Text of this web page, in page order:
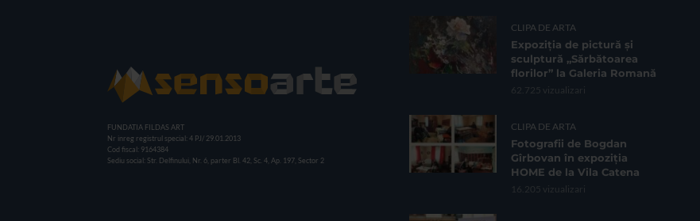
FUNDATIA FILDAS ART
Nr inreg registrul special: 4 PJ/ 29.01.2013
Cod fiscal: 9164384
Sediu social: Str. Delfinului, Nr. 6, parter Bl. 42, Sc. 4, Ap. 197, Sector 2
CLIPA DE ARTA
Expoziția de pictură și
sculptură „Sărbătoarea
florilor” la Galeria Romană
62.725 vizualizari
CLIPA DE ARTA
Fotografii de Bogdan
Gîrbovan în expoziția
HOME de la Vila Catena
16.205 vizualizari